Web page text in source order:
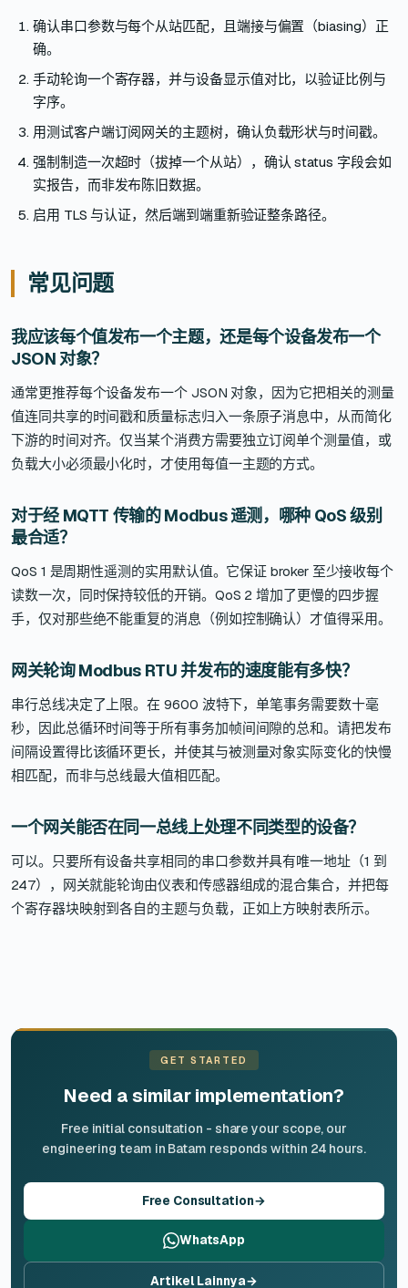
确认串口参数与每个从站匹配，且端接与偏置（biasing）正
确。
手动轮询一个寄存器，并与设备显示值对比，以验证比例与
字序。
用测试客户端订阅网关的主题树，确认负载形状与时间戳。
强制制造一次超时（拔掉一个从站），确认 status 字段会如
实报告，而非发布陈旧数据。
启用 TLS 与认证，然后端到端重新验证整条路径。
常见问题
我应该每个值发布一个主题，还是每个设备发布一个
JSON 对象？
通常更推荐每个设备发布一个 JSON 对象，因为它把相关的测量
值连同共享的时间戳和质量标志归入一条原子消息中，从而简化
下游的时间对齐。仅当某个消费方需要独立订阅单个测量值，或
负载大小必须最小化时，才使用每值一主题的方式。
对于经 MQTT 传输的 Modbus 遥测，哪种 QoS 级别
最合适？
QoS 1 是周期性遥测的实用默认值。它保证 broker 至少接收每个
读数一次，同时保持较低的开销。QoS 2 增加了更慢的四步握
手，仅对那些绝不能重复的消息（例如控制确认）才值得采用。
网关轮询 Modbus RTU 并发布的速度能有多快？
串行总线决定了上限。在 9600 波特下，单笔事务需要数十毫
秒，因此总循环时间等于所有事务加帧间间隙的总和。请把发布
间隔设置得比该循环更长，并使其与被测量对象实际变化的快慢
相匹配，而非与总线最大值相匹配。
一个网关能否在同一总线上处理不同类型的设备？
可以。只要所有设备共享相同的串口参数并具有唯一地址（1 到
247），网关就能轮询由仪表和传感器组成的混合集合，并把每
个寄存器块映射到各自的主题与负载，正如上方映射表所示。
GET STARTED
Need a similar implementation?
Free initial consultation - share your scope, our
engineering team in Batam responds within 24 hours.
Free Consultation→
WhatsApp
Artikel Lainnya→